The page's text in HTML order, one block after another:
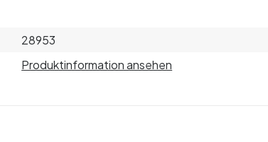
28953
Produktinformation ansehen